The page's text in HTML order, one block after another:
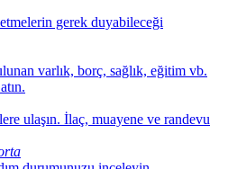
gerek duyabileceği
varlık, borç, sağlık, eğitim vb.
ulaşın. İlaç, muayene ve randevu